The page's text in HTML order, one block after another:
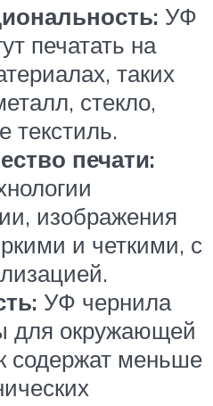
УФ
печатать на
таких
стекло,
текстиль.
печати:
изображения
и четкими, с
УФ чернила
для окружающей
содержат меньше